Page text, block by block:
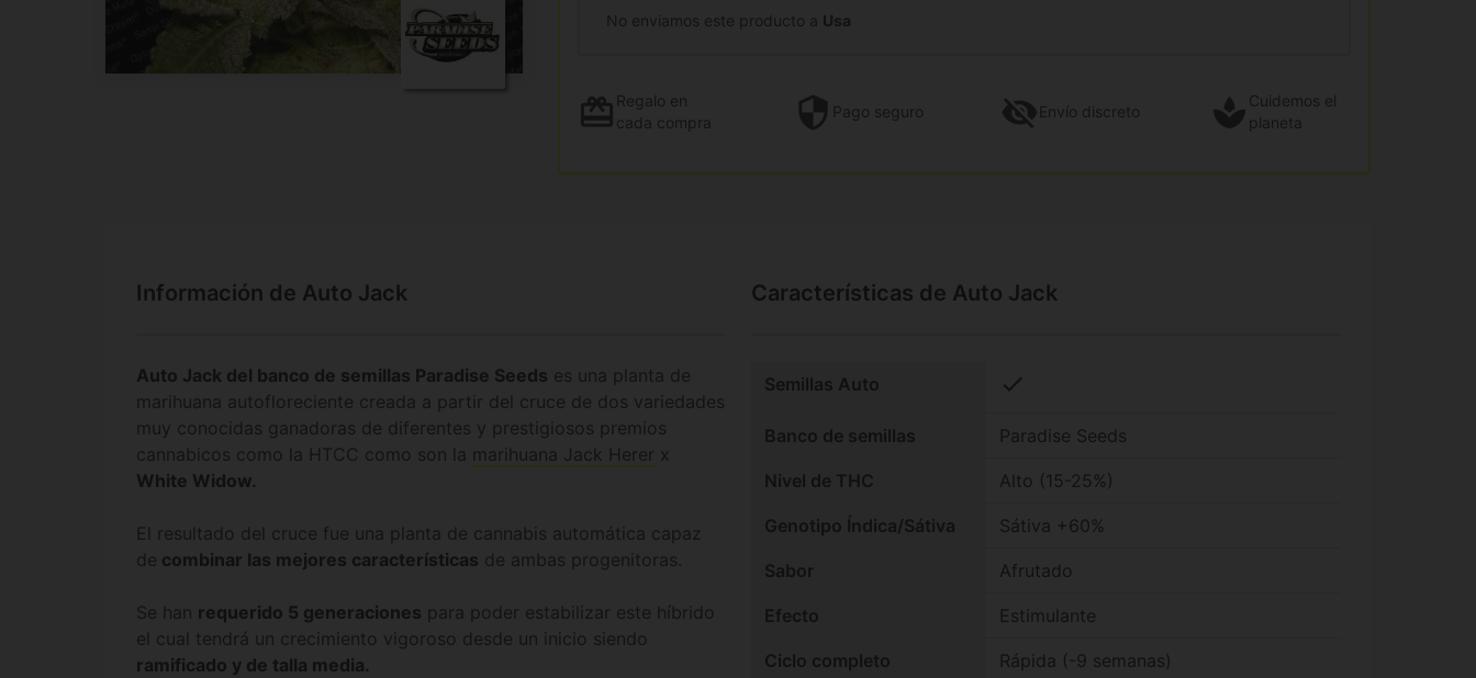
No enviamos este producto a Usa
Regalo en
cada compra
Pago seguro Envío discreto
Cuidemos el
planeta
Información de Auto Jack
Auto Jack del banco de semillas Paradise Seeds es una planta de
marihuana autofloreciente creada a partir del cruce de dos variedades
muy conocidas ganadoras de diferentes y prestigiosos premios
cannabicos como la HTCC como son la
marihuana Jack Herer
x
White Widow.
El resultado del cruce fue una planta de cannabis automática capaz
de combinar las mejores características de ambas progenitoras.
Se han requerido 5 generaciones para poder estabilizar este híbrido
el cual tendrá un crecimiento vigoroso desde un inicio siendo
ramificado y de talla media.
Características de Auto Jack
Semillas Auto check
Banco de semillas Paradise Seeds
Nivel de THC Alto (15-25%)
Genotipo Índica/Sátiva Sátiva +60%
Sabor Afrutado
Efecto Estimulante
Ciclo completo Rápida (-9 semanas)